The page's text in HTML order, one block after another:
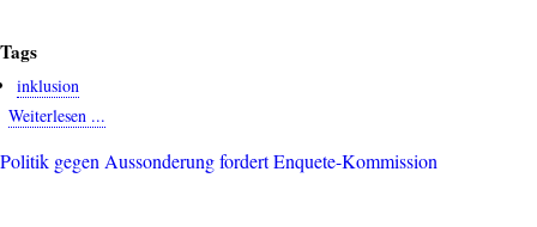
Tags
inklusion
Weiterlesen ...
für
Politik gegen Aussonderung fordert Enquete-Kommission